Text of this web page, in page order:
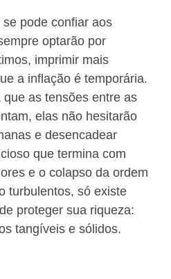
pode confiar aos
optarão por
imprimir mais
a inflação é temporária.
as tensões entre as
elas não hesitarão
e desencadear
que termina com
e o colapso da ordem
turbulentos, só existe
proteger sua riqueza:
tangíveis e sólidos.